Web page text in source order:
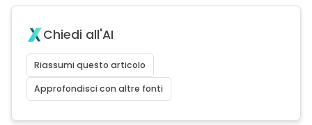
Chiedi all'AI
Riassumi questo articolo
Approfondisci con altre fonti